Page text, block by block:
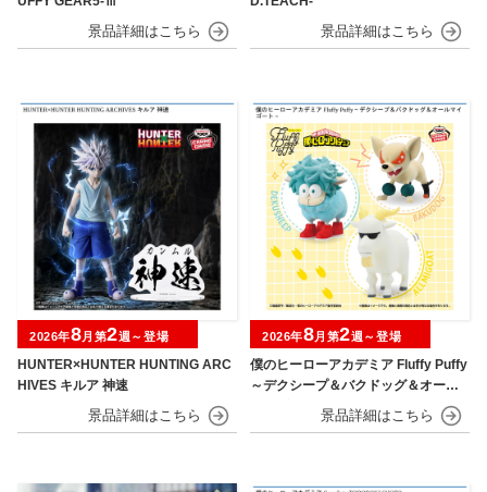
HUNTER×HUNTER HUNTING ARC
HIVES キルア 神速
2026年8月第2週～登場
僕のヒーローアカデミア Fluffy Puffy
～デクシープ＆バクドッグ＆オール
マイゴート～
2026年8月第2週～登場